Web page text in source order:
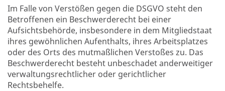
Im Falle von Verstößen gegen die DSGVO steht den
Betroffenen ein Beschwerderecht bei einer
Aufsichtsbehörde, insbesondere in dem Mitgliedstaat
ihres gewöhnlichen Aufenthalts, ihres Arbeitsplatzes
oder des Orts des mutmaßlichen Verstoßes zu. Das
Beschwerderecht besteht unbeschadet anderweitiger
verwaltungsrechtlicher oder gerichtlicher
Rechtsbehelfe.